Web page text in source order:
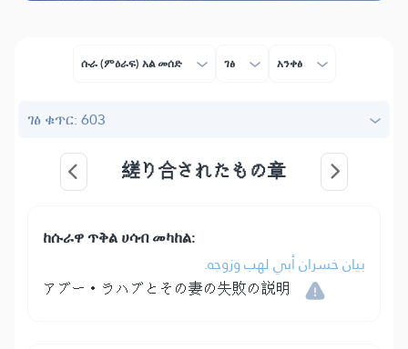
ሱራ (ምዕራፍ) አል መሰድ ገፅ አንቀፅ
ገፅ ቁጥር: 603
縒り合されたもの章
ከሱራዋ ጥቅል ሀሳብ መካከል:
بيان خسران أبي لهب وزوجه.
アブー・ラハブとその妻の失敗の説明